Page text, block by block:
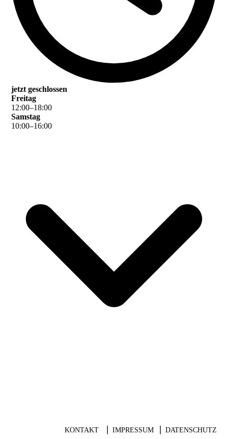
jetzt geschlossen
Freitag
12:00–18:00
Samstag
10:00–16:00
KONTAKT⎥ IMPRESSUM⎥ DATENSCHUTZ